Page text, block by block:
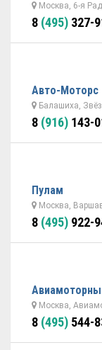
Москва, 6-я
8 (495) 327-
Авто-Моторс
Балашиха,
8 (916) 143-
Пулам
Москва,
8 (495) 922-
Москва,
8 (495) 544-